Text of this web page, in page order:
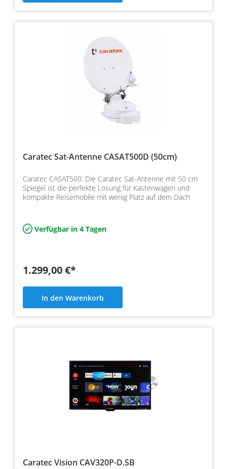
Caratec Sat-Antenne CASAT500D (50cm)
Caratec CASAT500: Die Caratec Sat-Antenne mit 50 cm
Spiegel ist die perfekte Lösung für Kastenwagen und
kompakte Reisemobile mit wenig Platz auf dem Dach
Verfügbar in 4 Tagen
1.299,00 €*
In den Warenkorb
Caratec Vision CAV320P-D.SB